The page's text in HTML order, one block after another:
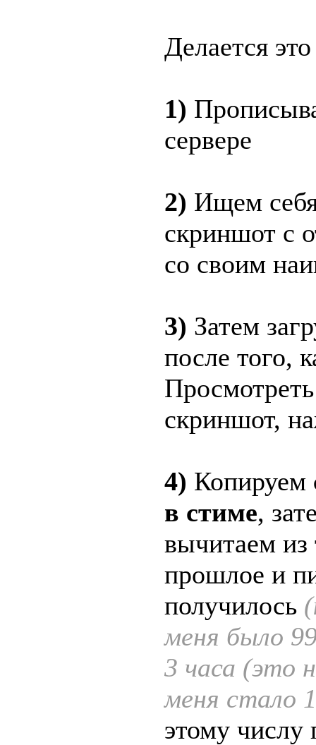
Делается
1)
сервере
2) Ищем
скриншот с
со своим
3) Затем
после того,
скриншот,
4) Копируем
в стиме,
вычитаем из
прошлое и
получилось
меня было
3 часа (это
меня стало
этому числу